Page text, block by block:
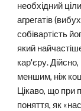
необхідний
агрегатів
собівартість
який
кар'єру. Дійсно,
меншим, ніж
Цікаво, що при
поняття, як